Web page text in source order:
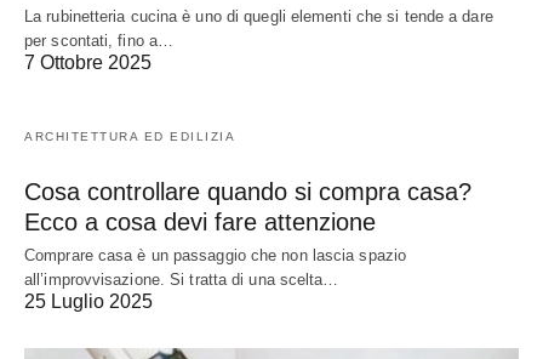
La rubinetteria cucina è uno di quegli elementi che si tende a dare
per scontati, fino a…
7 Ottobre 2025
ARCHITETTURA ED EDILIZIA
Cosa controllare quando si compra casa?
Ecco a cosa devi fare attenzione
Comprare casa è un passaggio che non lascia spazio
all’improvvisazione. Si tratta di una scelta…
25 Luglio 2025